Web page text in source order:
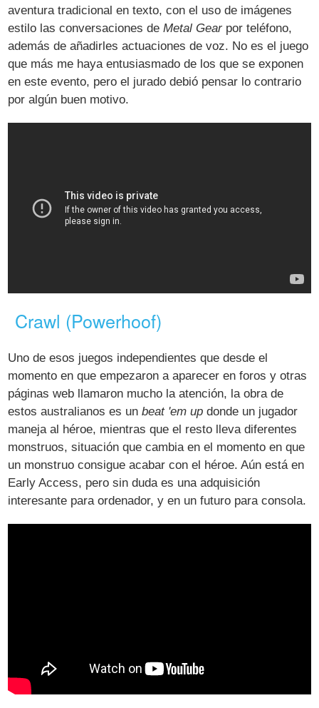
aventura tradicional en texto, con el uso de imágenes
estilo las conversaciones deMetal Gearpor teléfono,
además de añadirles actuaciones de voz. No es el juego
que más me haya entusiasmado de los que se exponen
en este evento, pero el jurado debió pensar lo contrario
por algún buen motivo.
Crawl (Powerhoof)
Uno de esos juegos independientes que desde el
momento en que empezaron a aparecer en foros y otras
páginas web llamaron mucho la atención, la obra de
estos australianos es unbeat 'em updonde un jugador
maneja al héroe, mientras que el resto lleva diferentes
monstruos, situación que cambia en el momento en que
un monstruo consigue acabar con el héroe. Aún está en
Early Access, pero sin duda es una adquisición
interesante para ordenador, y en un futuro para consola.